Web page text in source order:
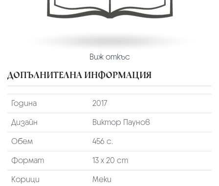
Виж откъс
ДОПЪЛНИТЕЛНА ИНФОРМАЦИЯ
Година
2017
Дизайн
Виктор Паунов
Обем
456 с.
Формат
13 х 20 cm
Корици
Меки